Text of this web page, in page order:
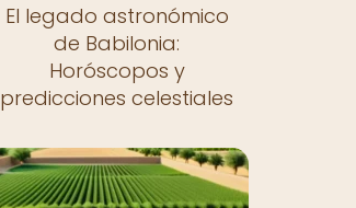
El legado astronómico
de Babilonia:
Horóscopos y
predicciones celestiales